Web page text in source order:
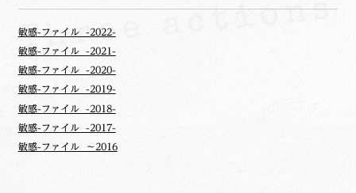
敏感-ファイル -2022-
敏感-ファイル -2021-
敏感-ファイル -2020-
敏感-ファイル -2019-
敏感-ファイル -2018-
敏感-ファイル -2017-
敏感-ファイル ～2016